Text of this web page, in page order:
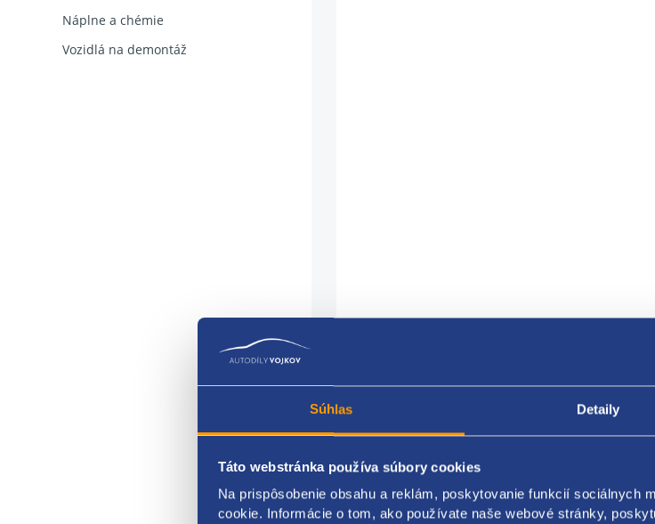
Súhlas Detaily
Táto webstránka používa súbory cookies
Na prispôsobenie obsahu a reklám, poskytovanie funkcií sociálnych
cookie. Informácie o tom, ako používate naše webové stránky,
Náplne a chémie
Vozidlá na demontáž
Krytka svetlometu
strana: ľavá